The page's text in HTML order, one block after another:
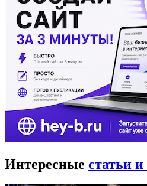
Интересные статьи